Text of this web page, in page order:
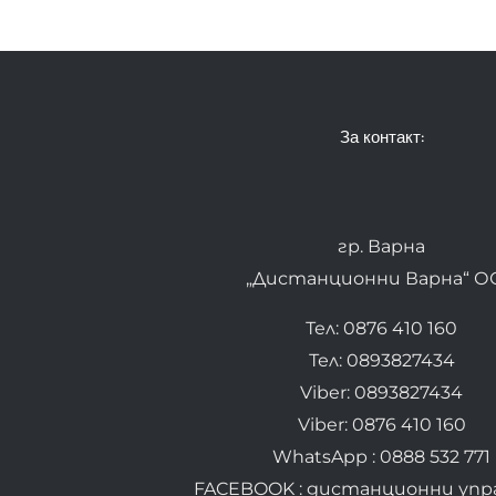
За контакт:
гр. Варна
„Дистанционни Варна“
Тел: 0876 410 160
Тел: 0893827434
Viber: 0893827434
Viber: 0876 410 160
WhatsApp : 0888 532 771
FACEBOOK : дистанционни